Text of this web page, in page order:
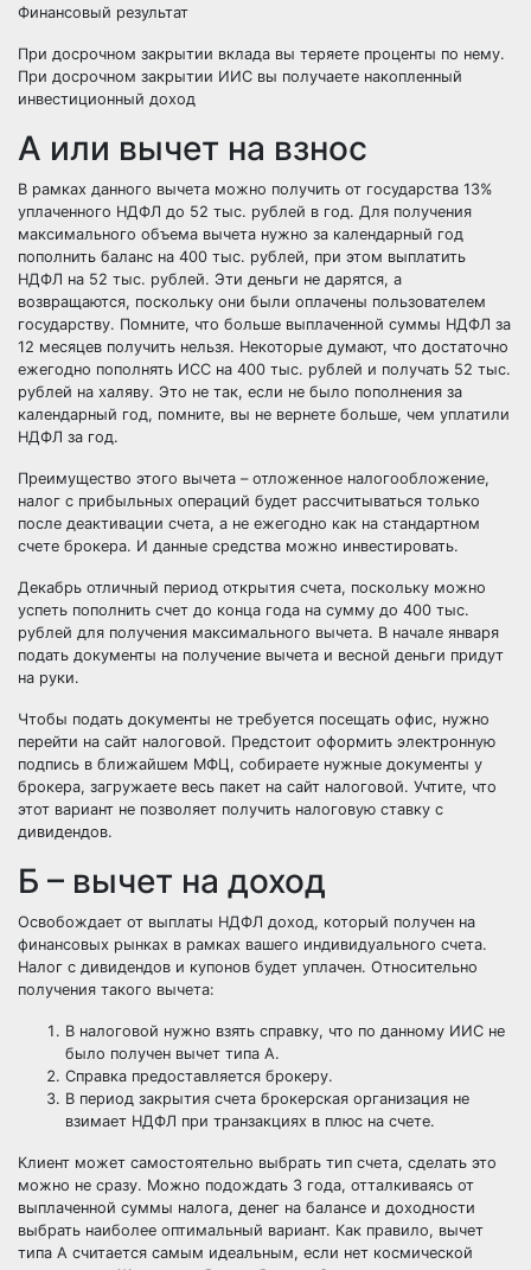
Финансовый результат
При досрочном закрытии вклада вы теряете проценты по нему.
При досрочном закрытии ИИС вы получаете накопленный
инвестиционный доход
А или вычет на взнос
В рамках данного вычета можно получить от государства 13%
уплаченного НДФЛ до 52 тыс. рублей в год. Для получения
максимального объема вычета нужно за календарный год
пополнить баланс на 400 тыс. рублей, при этом выплатить
НДФЛ на 52 тыс. рублей. Эти деньги не дарятся, а
возвращаются, поскольку они были оплачены пользователем
государству. Помните, что больше выплаченной суммы НДФЛ за
12 месяцев получить нельзя. Некоторые думают, что достаточно
ежегодно пополнять ИСС на 400 тыс. рублей и получать 52 тыс.
рублей на халяву. Это не так, если не было пополнения за
календарный год, помните, вы не вернете больше, чем уплатили
НДФЛ за год.
Преимущество этого вычета – отложенное налогообложение,
налог с прибыльных операций будет рассчитываться только
после деактивации счета, а не ежегодно как на стандартном
счете брокера. И данные средства можно инвестировать.
Декабрь отличный период открытия счета, поскольку можно
успеть пополнить счет до конца года на сумму до 400 тыс.
рублей для получения максимального вычета. В начале января
подать документы на получение вычета и весной деньги придут
на руки.
Чтобы подать документы не требуется посещать офис, нужно
перейти на сайт налоговой. Предстоит оформить электронную
подпись в ближайшем МФЦ, собираете нужные документы у
брокера, загружаете весь пакет на сайт налоговой. Учтите, что
этот вариант не позволяет получить налоговую ставку с
дивидендов.
Б – вычет на доход
Освобождает от выплаты НДФЛ доход, который получен на
финансовых рынках в рамках вашего индивидуального счета.
Налог с дивидендов и купонов будет уплачен. Относительно
получения такого вычета:
В налоговой нужно взять справку, что по данному ИИС не
было получен вычет типа А.
Справка предоставляется брокеру.
В период закрытия счета брокерская организация не
взимает НДФЛ при транзакциях в плюс на счете.
Клиент может самостоятельно выбрать тип счета, сделать это
можно не сразу. Можно подождать 3 года, отталкиваясь от
выплаченной суммы налога, денег на балансе и доходности
выбрать наиболее оптимальный вариант. Как правило, вычет
типа А считается самым идеальным, если нет космической